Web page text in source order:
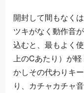
開封して間もなく
ツキがなく動作音
込むと、最もよく
上のCあたり）が
かしその代わりキ
り、カチャカチャ